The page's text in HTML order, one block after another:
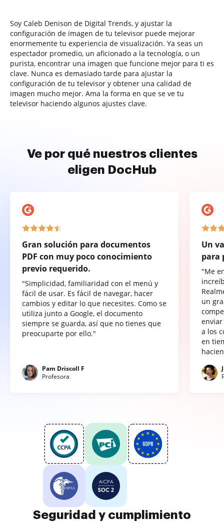
Soy Caleb Denison de Digital Trends, y ajustar la
configuración de imagen de tu televisor puede mejorar
enormemente tu experiencia de visualización. Ya seas un
espectador promedio, un aficionado a la tecnología, o un
purista, encontrar una imagen que funcione mejor para ti es
clave. Nunca es demasiado tarde para ajustar la
configuración de tu televisor y obtener una calidad de
imagen mucho mejor. Ama la forma en que se ve tu
televisor haciendo algunos ajustes clave.
Ve por qué nuestros clientes
eligen DocHub
Gran solución para documentos
PDF con muy poco conocimiento
previo requerido.
"Simplicidad, familiaridad con el menú y
fácil de usar. Es fácil de navegar, hacer
cambios y editar lo que necesites. Como se
utiliza junto a Google, el documento
siempre se guarda, así que no tienes que
preocuparte por ello."
Pam Driscoll F
Profesora
Un
para
"Me
un
a los
en
Seguridad y cumplimiento